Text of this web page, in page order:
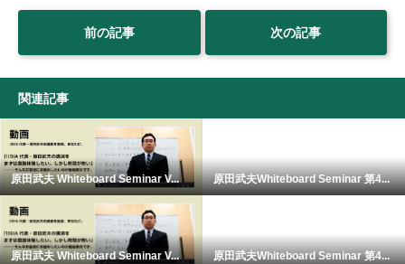
前の記事 次の記事
関連記事
原田武夫 Whiteboard Seminar V... 原田武夫Whiteboard Seminar 第4...
原田武夫 Whiteboard Seminar V... 原田武夫Whiteboard Seminar 第4...